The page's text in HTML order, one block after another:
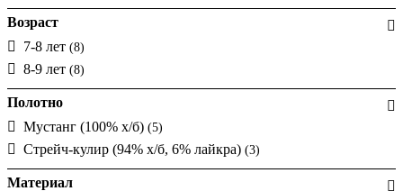
Возраст
7-8 лет (8)
8-9 лет (8)
Полотно
Мустанг (100% х/б) (5)
Стрейч-кулир (94% х/б, 6% лайкра) (3)
Материал